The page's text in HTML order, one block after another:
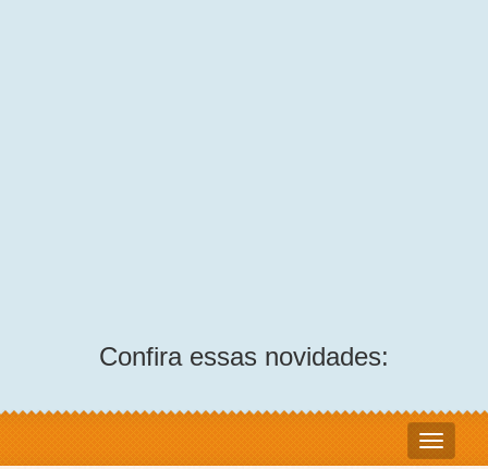
Confira essas novidades: